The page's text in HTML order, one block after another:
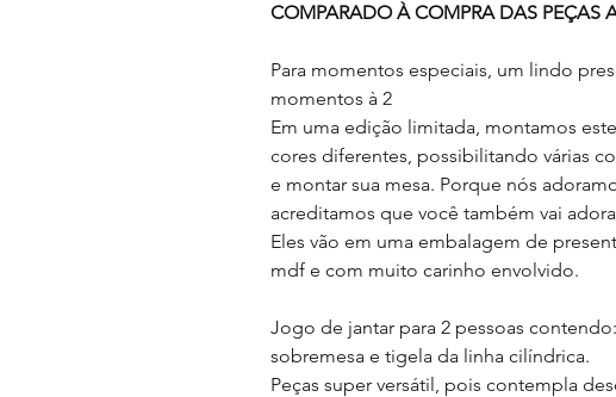
COMPARADO À COMPRA DAS PEÇAS
Para momentos especiais, um lindo
momentos à 2
Em uma edição limitada, montamos
cores diferentes, possibilitando várias
e montar sua mesa. Porque nós
acreditamos que você também vai
Eles vão em uma embalagem de
mdf e com muito carinho envolvido.
Jogo de jantar para 2 pessoas
sobremesa e tigela da linha cilíndrica.
Peças super versátil, pois contempla